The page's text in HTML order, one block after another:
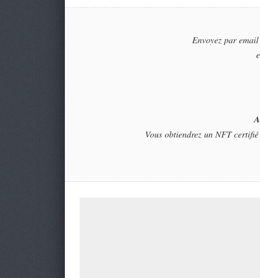
Envoyez par
Vous obtiendrez un NFT